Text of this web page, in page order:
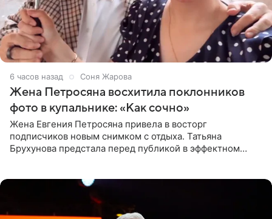
6 часов назад Соня Жарова
Жена Петросяна восхитила поклонников
фото в купальнике: «Как сочно»
Жена Евгения Петросяна привела в восторг
подписчиков новым снимком с отдыха. Татьяна
Брухунова предстала перед публикой в эффектном